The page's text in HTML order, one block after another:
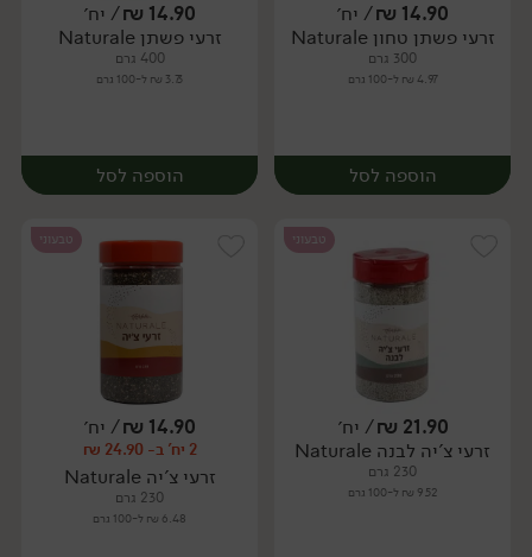
יח׳ יח׳
14.90
₪/ יח׳
זרעי פשתן טחון Naturale
300 גרם
4.97 ₪ ל-100 גרם
הוספה לסל
יח׳
14.90
₪/ יח׳
זרעי פשתן Naturale
400 גרם
3.73 ₪ ל-100 גרם
הוספה לסל
יח׳
טבעוני
21.90
₪/ יח׳
זרעי צ'יה לבנה Naturale
230 גרם
9.52 ₪ ל-100 גרם
טבעוני
14.90
₪/ יח׳
2 יח' ב- 24.90 ₪
זרעי צ'יה Naturale
230 גרם
6.48 ₪ ל-100 גרם